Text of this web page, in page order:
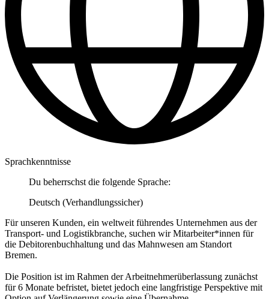
Sprachkenntnisse
Du beherrschst die folgende Sprache:
Deutsch (Verhandlungssicher)
Für unseren Kunden, ein weltweit führendes Unternehmen aus der
Transport- und Logistikbranche, suchen wir Mitarbeiter*innen für
die Debitorenbuchhaltung und das Mahnwesen am Standort
Bremen.
Die Position ist im Rahmen der Arbeitnehmerüberlassung zunächst
für 6 Monate befristet, bietet jedoch eine langfristige Perspektive mit